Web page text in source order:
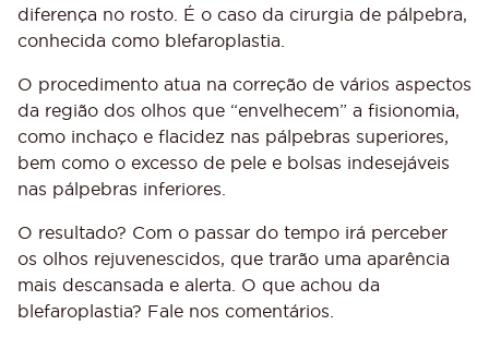
diferença no rosto. É o caso da cirurgia de pálpebra,
conhecida como blefaroplastia.
O procedimento atua na correção de vários aspectos
da região dos olhos que “envelhecem” a fisionomia,
como inchaço e flacidez nas pálpebras superiores,
bem como o excesso de pele e bolsas indesejáveis
nas pálpebras inferiores.
O resultado? Com o passar do tempo irá perceber
os olhos rejuvenescidos, que trarão uma aparência
mais descansada e alerta. O que achou da
blefaroplastia? Fale nos comentários.